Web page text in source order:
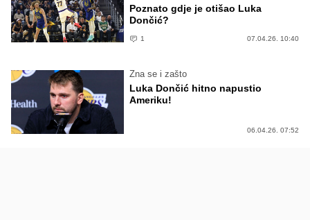
Poznato gdje je otišao Luka
Dončić?
1 07.04.26. 10:40
Zna se i zašto
Luka Dončić hitno napustio
Ameriku!
06.04.26. 07:52